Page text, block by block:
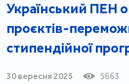
Український ПЕН
проєктів-
стипендійної
30 вересня 2025 5663